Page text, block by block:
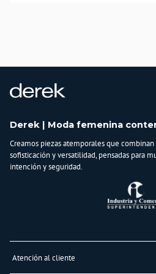
Cuidado y Lavado
Capellada
100% poliester Forro
100% poliester
Derek | Moda femenina
Creamos piezas atemporales que
sofisticación y versatilidad, pensadas para
intención y seguridad.
Atención al cliente